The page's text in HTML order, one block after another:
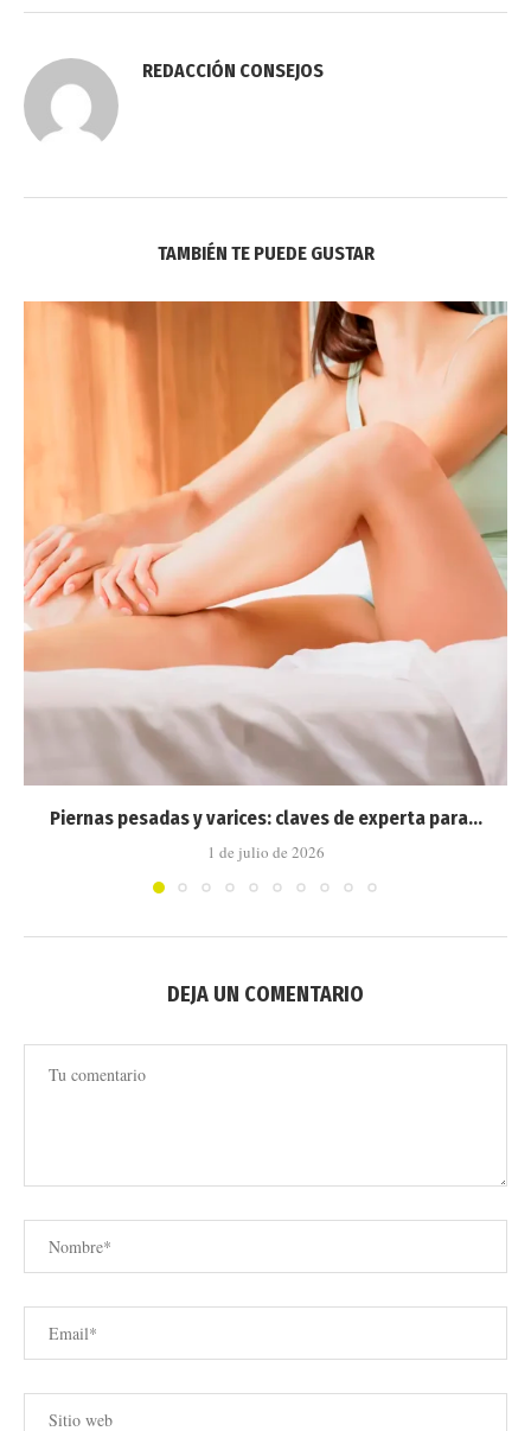
REDACCIÓN CONSEJOS
TAMBIÉN TE PUEDE GUSTAR
Piernas pesadas y varices: claves de experta para...
1 de julio de 2026
DEJA UN COMENTARIO